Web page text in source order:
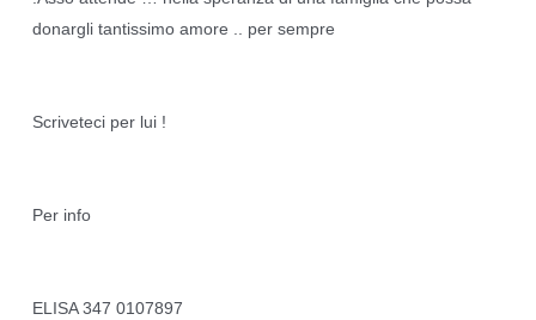
donargli tantissimo amore .. per sempre
Scriveteci per lui !
Per info
ELISA 347 0107897